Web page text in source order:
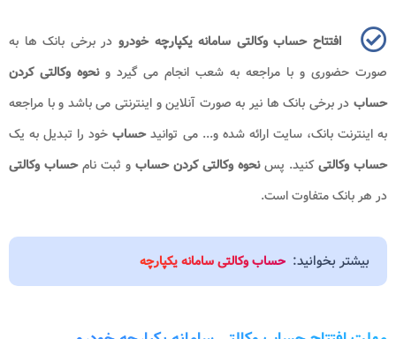
افتتاح حساب وکالتی سامانه یکپارچه خودرو در برخی بانک ها به
صورت حضوری و با مراجعه به شعب انجام می گیرد و نحوه وکالتی کردن
حساب در برخی بانک ها نیر به صورت آنلاین و اینترنتی می باشد و با مراجعه
به اینترنت بانک، سایت ارائه شده و... می توانیدحساب خود را تبدیل به یک
حساب وکالتیکنید. پسنحوه وکالتی کردن حساب و ثبت نامحساب وکالتی
در هر بانک متفاوت است.
بیشتر بخوانید: حساب وکالتی سامانه یکپارچه